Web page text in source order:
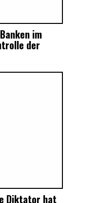
im
der
Diktator hat